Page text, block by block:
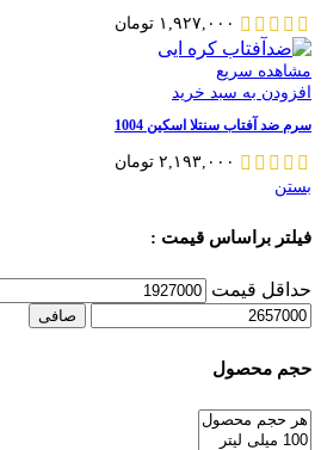
۱,۹۲۷,۰۰۰ تومان
مشاهده سریع
افزودن به سبد خرید
سرم ضد آفتاب سنتلا اسکین 1004
۲,۱۹۳,۰۰۰ تومان
بستن
فیلتر براساس قیمت :
حداقل قیمت
صافی
حجم محصول